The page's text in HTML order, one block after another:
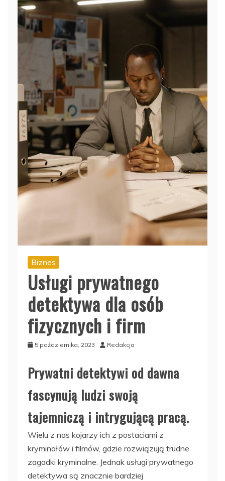
Biznes
Usługi prywatnego
detektywa dla osób
fizycznych i firm
5 października, 2023 Redakcja
Prywatni detektywi od dawna
fascynują ludzi swoją
tajemniczą i intrygującą pracą.
Wielu z nas kojarzy ich z postaciami z
kryminałów i filmów, gdzie rozwiązują trudne
zagadki kryminalne. Jednak usługi prywatnego
detektywa są znacznie bardziej